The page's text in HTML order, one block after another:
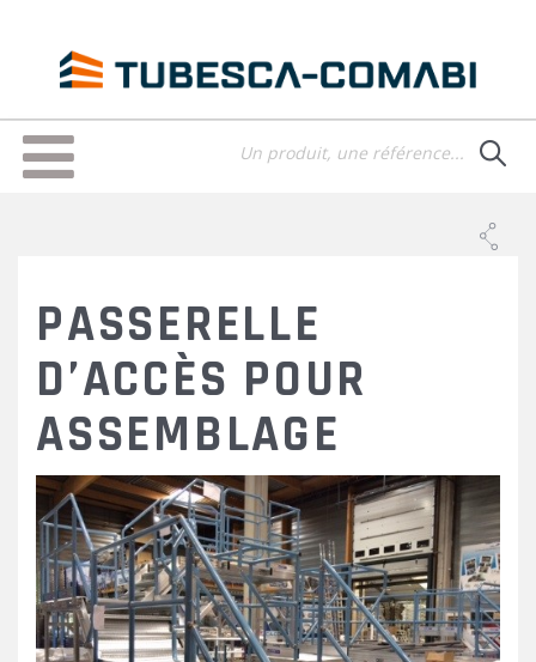
contenu
principal
Toggle
navigation
PASSERELLE
D’ACCÈS POUR
ASSEMBLAGE
PASSERELLE-
ACCES-
ASSEMBLAGE-
1.JPG